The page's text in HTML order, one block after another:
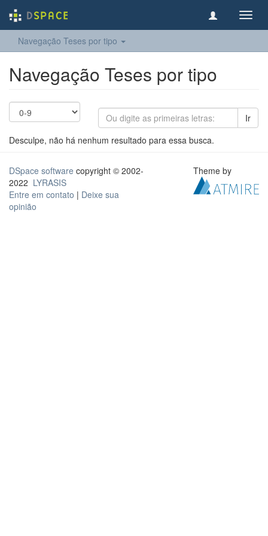
Navegação Teses por tipo
Navegação Teses por tipo
Ir
Desculpe, não há nenhum resultado para essa busca.
DSpace software copyright © 2002-
2022 LYRASIS
Entre em contato | Deixe sua
opinião
Theme by